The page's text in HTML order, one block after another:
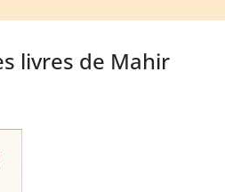
livres de Mahir